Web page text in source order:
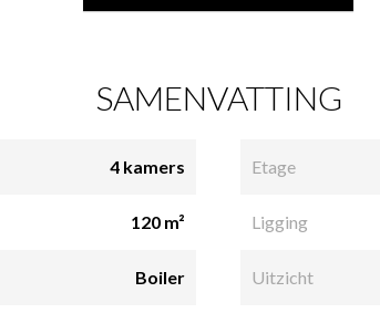
SAMENVATTING
4 kamers
120 m²
Boiler
Etage
Ligging
Uitzicht